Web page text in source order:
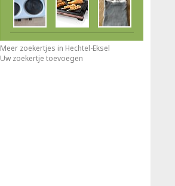
Meer zoekertjes in Hechtel-Eksel
Uw zoekertje toevoegen